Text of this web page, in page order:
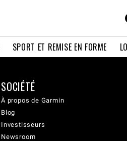
SPORT ET REMISE EN FORME
SOCIÉTÉ
À propos de Garmin
Blog
Investisseurs
Newsroom